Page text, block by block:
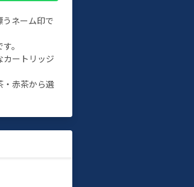
ネーム印で
。
カートリッジ
・赤茶から選